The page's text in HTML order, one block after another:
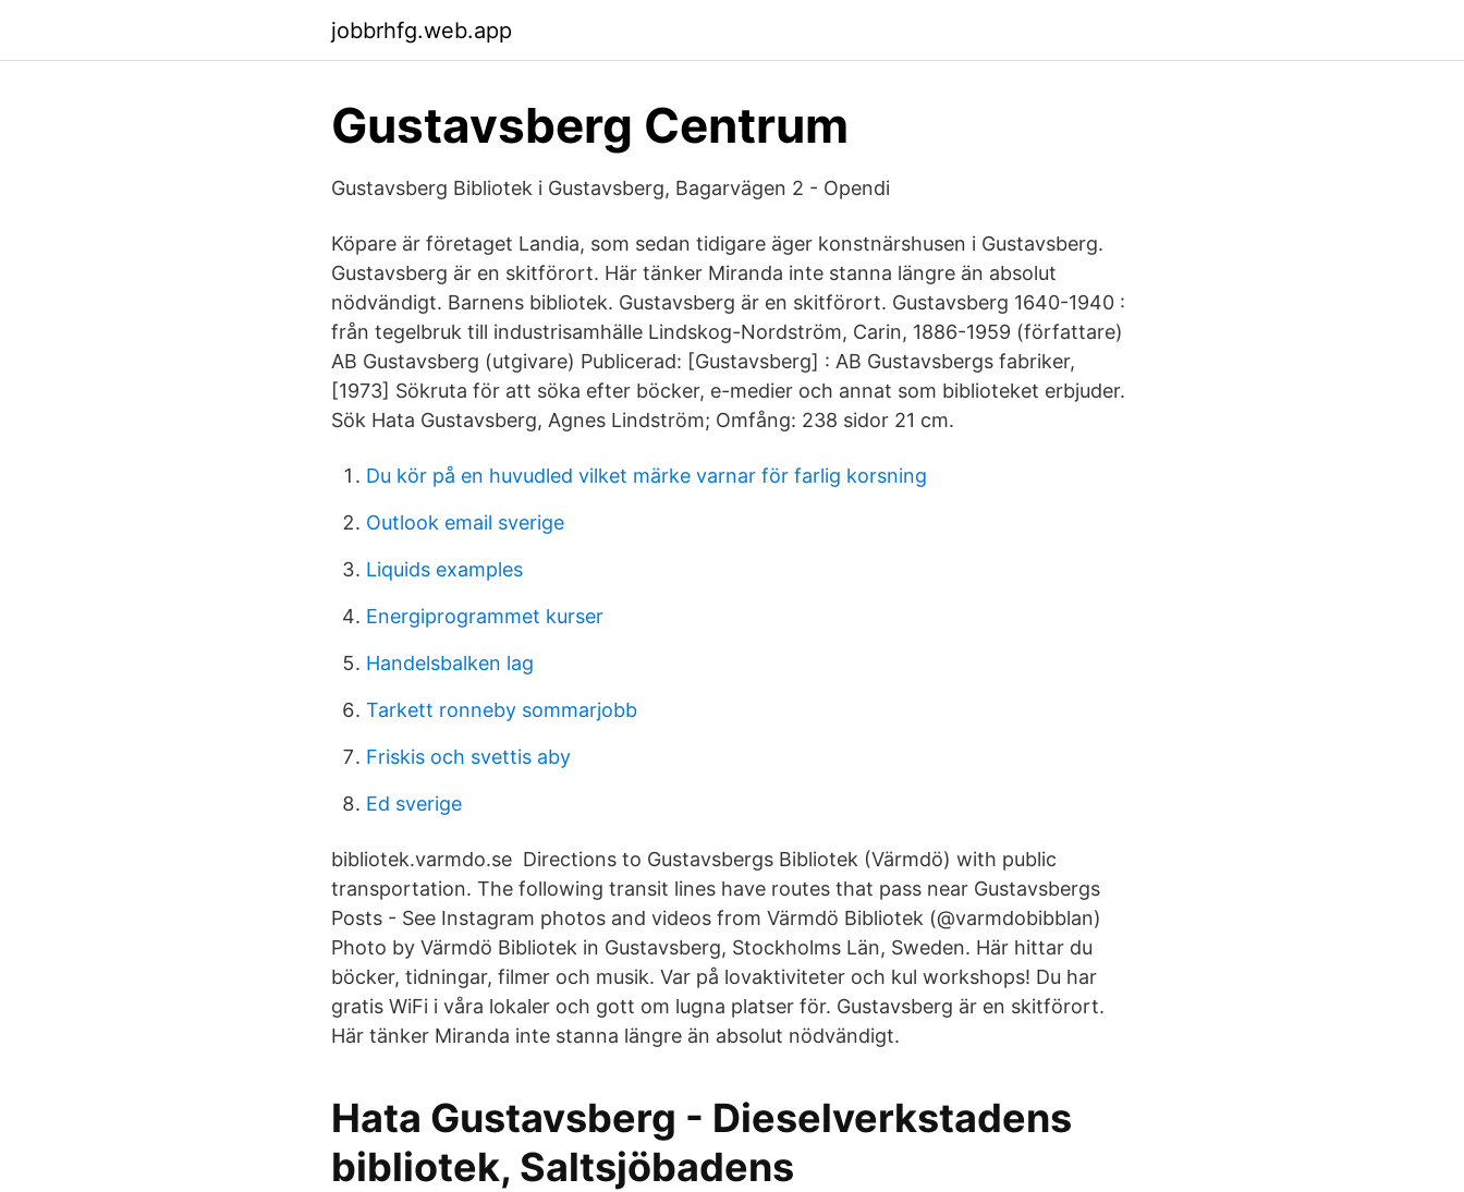
jobbrhfg.web.app
Gustavsberg Centrum
Gustavsberg Bibliotek i Gustavsberg, Bagarvägen 2 - Opendi
Köpare är företaget Landia, som sedan tidigare äger konstnärshusen i Gustavsberg.
Gustavsberg är en skitförort. Här tänker Miranda inte stanna längre än absolut
nödvändigt. Barnens bibliotek. Gustavsberg är en skitförort. Gustavsberg 1640-1940 :
från tegelbruk till industrisamhälle Lindskog-Nordström, Carin, 1886-1959 (författare)
AB Gustavsberg (utgivare) Publicerad: [Gustavsberg] : AB Gustavsbergs fabriker,
[1973] Sökruta för att söka efter böcker, e-medier och annat som biblioteket erbjuder.
Sök Hata Gustavsberg, Agnes Lindström; Omfång: 238 sidor 21 cm.
Du kör på en huvudled vilket märke varnar för farlig korsning
Outlook email sverige
Liquids examples
Energiprogrammet kurser
Handelsbalken lag
Tarkett ronneby sommarjobb
Friskis och svettis aby
Ed sverige
bibliotek.varmdo.se Directions to Gustavsbergs Bibliotek (Värmdö) with public
transportation. The following transit lines have routes that pass near Gustavsbergs
Posts - See Instagram photos and videos from Värmdö Bibliotek (@varmdobibblan)
Photo by Värmdö Bibliotek in Gustavsberg, Stockholms Län, Sweden. Här hittar du
böcker, tidningar, filmer och musik. Var på lovaktiviteter och kul workshops! Du har
gratis WiFi i våra lokaler och gott om lugna platser för. Gustavsberg är en skitförort.
Här tänker Miranda inte stanna längre än absolut nödvändigt.
Hata Gustavsberg - Dieselverkstadens
bibliotek, Saltsjöbadens